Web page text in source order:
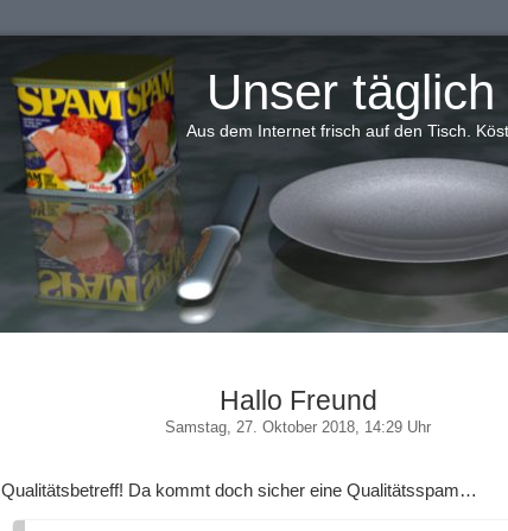
Unser
Aus dem Internet frisch auf den Tisch.
Hallo Freund
Samstag, 27. Oktober 2018, 14:29 Uhr
Qualitätsbetreff! Da kommt doch sicher eine Qualitätsspam…